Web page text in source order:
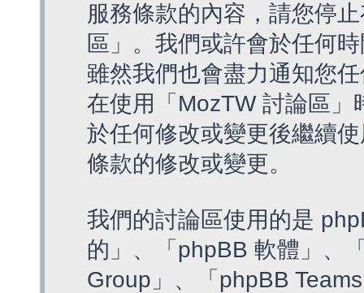
服務條款的內容，請您停
區」。我們或許會於任何
雖然我們也會盡力通知您
在使用「MozTW 討論區
於任何修改或變更後繼續
條款的修改或變更。
我們的討論區使用的是
的」、「phpBB 軟體」、
Group」、「phpBB